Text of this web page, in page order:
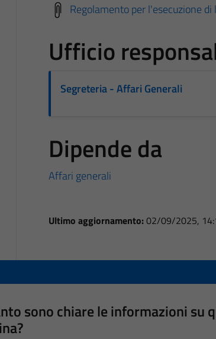
Regolamento per l'esecuzione
Ufficio
Segreteria - Affari Generali
Dipende da
Affari generali
Ultimo aggiornamento: 02/09/2025,
sono chiare le informazioni su